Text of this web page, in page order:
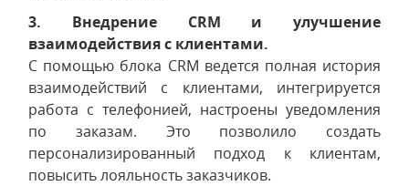
3. Внедрение CRM и улучшение
взаимодействия с клиентами.
С помощью блока CRM ведется полная история
взаимодействий с клиентами, интегрируется
работа с телефонией, настроены уведомления
по заказам. Это позволило создать
персонализированный подход к клиентам,
повысить лояльность заказчиков.